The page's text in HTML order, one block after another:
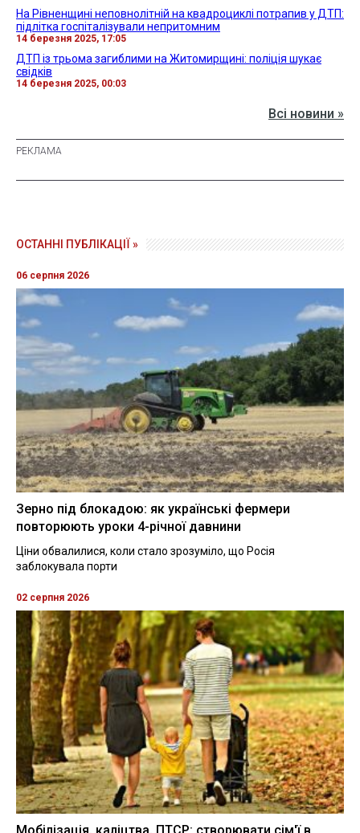
На Рівненщині неповнолітній на квадроциклі потрапив у ДТП:
підлітка госпіталізували непритомним
14 березня 2025, 17:05
ДТП із трьома загиблими на Житомирщині: поліція шукає
свідків
14 березня 2025, 00:03
Всі новини »
ОСТАННІ ПУБЛІКАЦІЇ »
06 серпня 2026
Зерно під блокадою: як українські фермери
повторюють уроки 4-річної давнини
Ціни обвалилися, коли стало зрозуміло, що Росія
заблокувала порти
02 серпня 2026